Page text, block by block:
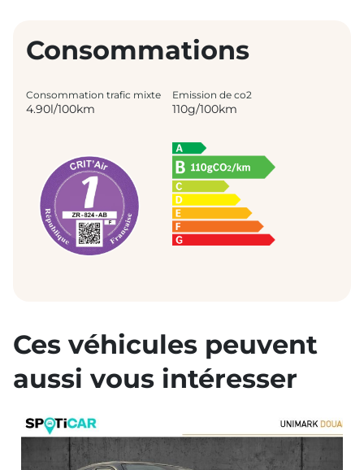
Consommations
Consommation trafic mixte
4.90l/100km
Emission de co2
110g/100km
Ces véhicules peuvent
aussi vous intéresser